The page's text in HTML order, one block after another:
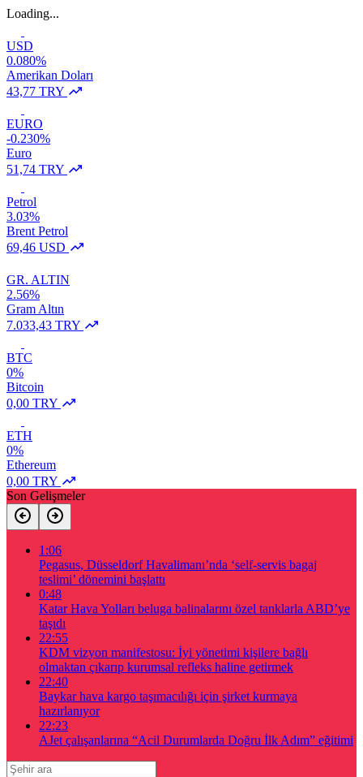
Loading...
USD
0.080%
Amerikan Doları
43,77 TRY
EURO
-0.230%
Euro
51,74 TRY
Petrol
3.03%
Brent Petrol
69,46 USD
GR. ALTIN
2.56%
Gram Altın
7.033,43 TRY
BTC
0%
Bitcoin
0,00 TRY
ETH
0%
Ethereum
0,00 TRY
Son Gelişmeler
1:06
Pegasus, Düsseldorf Havalimanı’nda ‘self-servis bagaj
teslimi’ dönemini başlattı
0:48
Katar Hava Yolları beluga balinalarını özel tanklarla ABD’ye
taşıdı
22:55
KDM vizyon manifestosu: İyi yönetimi kişilere bağlı
olmaktan çıkarıp kurumsal refleks haline getirmek
22:40
Baykar hava kargo taşımacılığı için şirket kurmaya
hazırlanıyor
22:23
AJet çalışanlarına “Acil Durumlarda Doğru İlk Adım” eğitimi